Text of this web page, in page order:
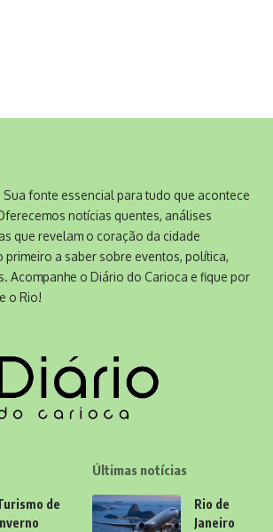
Sua fonte essencial para tudo que acontece
notícias quentes, análises
que revelam o coração da cidade
primeiro a saber sobre eventos, política,
Acompanhe o Diário do Carioca e fique por
o Rio!
de
Últimas notícias
Rio de
Janeiro